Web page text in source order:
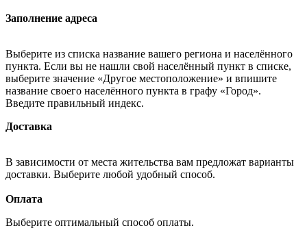
Заполнение адреса
Выберите из списка название вашего региона и населённого
пункта. Если вы не нашли свой населённый пункт в списке,
выберите значение «Другое местоположение» и впишите
название своего населённого пункта в графу «Город».
Введите правильный индекс.
Доставка
В зависимости от места жительства вам предложат варианты
доставки. Выберите любой удобный способ.
Оплата
Выберите оптимальный способ оплаты.